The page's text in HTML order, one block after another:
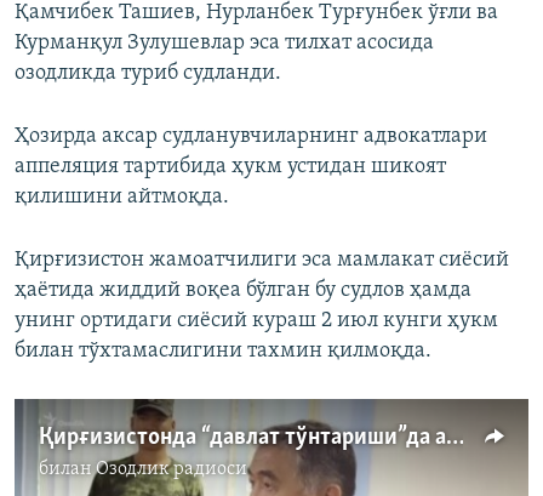
Қамчибек Ташиев, Нурланбек Турғунбек ўғли ва
Курманқул Зулушевлар эса тилхат асосида
озодликда туриб судланди.
Ҳозирда аксар судланувчиларнинг адвокатлари
аппеляция тартибида ҳукм устидан шикоят
қилишини айтмоқда.
Қирғизистон жамоатчилиги эса мамлакат сиёсий
ҳаётида жиддий воқеа бўлган бу судлов ҳамда
унинг ортидаги сиёсий кураш 2 июл кунги ҳукм
билан тўхтамаслигини тахмин қилмоқда.
Қирғизистонда “давлат тўнтариши”да айбланган амалдорлар судланмоқда
билан Озодлик радиоси